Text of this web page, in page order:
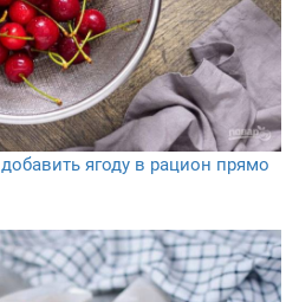
ягоду в рацион прямо